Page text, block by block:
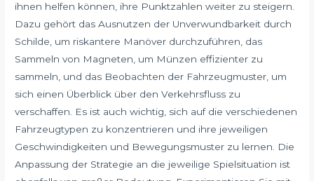
ihnen helfen können, ihre Punktzahlen weiter zu steigern.
Dazu gehört das Ausnutzen der Unverwundbarkeit durch
Schilde, um riskantere Manöver durchzuführen, das
Sammeln von Magneten, um Münzen effizienter zu
sammeln, und das Beobachten der Fahrzeugmuster, um
sich einen Überblick über den Verkehrsfluss zu
verschaffen. Es ist auch wichtig, sich auf die verschiedenen
Fahrzeugtypen zu konzentrieren und ihre jeweiligen
Geschwindigkeiten und Bewegungsmuster zu lernen. Die
Anpassung der Strategie an die jeweilige Spielsituation ist